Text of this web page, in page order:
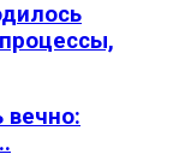
вечно: